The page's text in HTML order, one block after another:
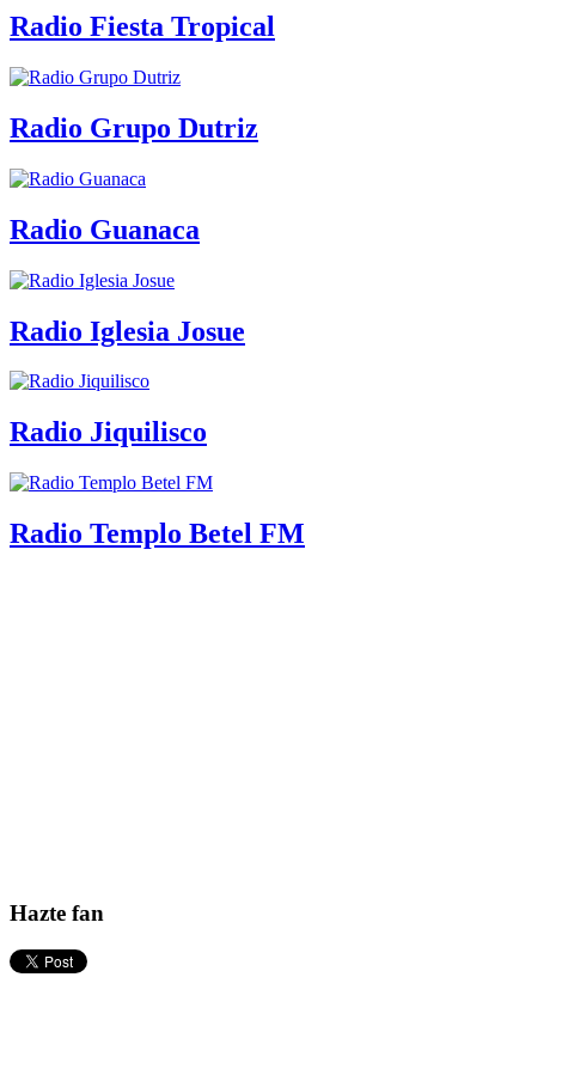
Radio Fiesta Tropical
Radio Grupo Dutriz
Radio Guanaca
Radio Iglesia Josue
Radio Jiquilisco
Radio Templo Betel FM
Hazte fan